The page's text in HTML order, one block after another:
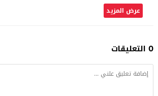
عرض المزيد
0 التعليقات